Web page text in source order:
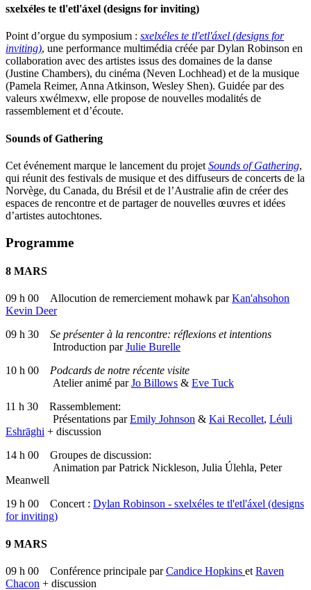
sxelxéles te tl'etl'áxel (designs for inviting)
Point d’orgue du symposium : sxelxéles te tl'etl'áxel (designs for
inviting), une performance multimédia créée par Dylan Robinson en
collaboration avec des artistes issus des domaines de la danse
(Justine Chambers), du cinéma (Neven Lochhead) et de la musique
(Pamela Reimer, Anna Atkinson, Wesley Shen). Guidée par des
valeurs xwélmexw, elle propose de nouvelles modalités de
rassemblement et d’écoute.
Sounds of Gathering
Cet événement marque le lancement du projet Sounds of Gathering,
qui réunit des festivals de musique et des diffuseurs de concerts de la
Norvège, du Canada, du Brésil et de l’Australie afin de créer des
espaces de rencontre et de partager de nouvelles œuvres et idées
d’artistes autochtones.
Programme
8 MARS
09 h 00 Allocution de remerciement mohawk parKan'ahsohon
Kevin Deer
09 h 30 Se présenter à la rencontre: réflexions et intentions
Introduction parJulie Burelle
10 h 00 Podcards de notre récente visite
Atelier animé parJo Billows & Eve Tuck
11 h 30 Rassemblement:
Présentations parEmily Johnson & Kai Recollet, Léuli
Eshrāghi + discussion
14 h 00 Groupes de discussion:
Animation par Patrick Nickleson, Julia Úlehla, Peter
Meanwell
19 h 00 Concert : Dylan Robinson - sxelxéles te tl'etl'áxel (designs
for inviting)
9 MARS
09 h 00 Conférence principale parCandice Hopkins et Raven
Chacon + discussion